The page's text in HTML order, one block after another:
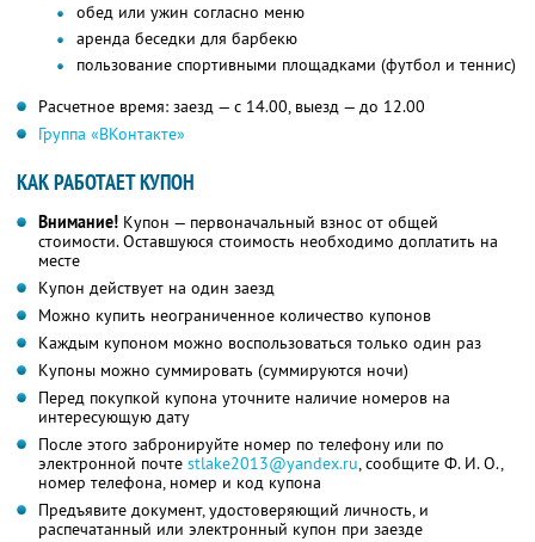
обед или ужин согласно меню
аренда беседки для барбекю
пользование спортивными площадками (футбол и теннис)
Расчетное время: заезд — с 14.00, выезд — до 12.00
Группа «ВКонтакте»
КАК РАБОТАЕТ КУПОН
Внимание! Купон — первоначальный взнос от общей
стоимости. Оставшуюся стоимость необходимо доплатить на
месте
Купон действует на один заезд
Можно купить неограниченное количество купонов
Каждым купоном можно воспользоваться только один раз
Купоны можно суммировать (суммируются ночи)
Перед покупкой купона уточните наличие номеров на
интересующую дату
После этого забронируйте номер по телефону или по
электронной почте stlake2013@yandex.ru,сообщите Ф. И. О.,
номер телефона, номер и код купона
Предъявите документ, удостоверяющий личность, и
распечатанный или электронный купон при заезде